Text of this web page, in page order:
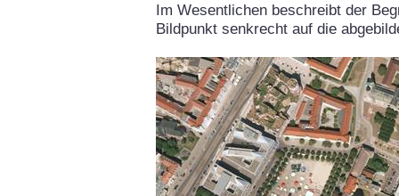
Im Wesentlichen beschreibt der
Bildpunkt senkrecht auf die